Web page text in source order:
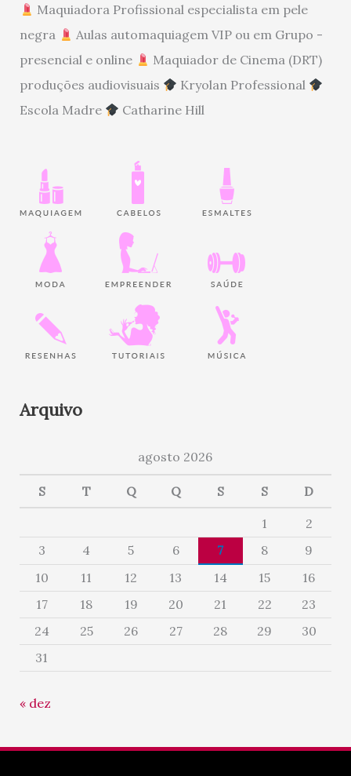
Maquiadora Profissional especialista em pele
negra
Aulas automaquiagem VIP ou em Grupo -
presencial e online
Maquiador de Cinema (DRT)
produções audiovisuais
Kryolan Professional
Escola Madre
Catharine Hill
Arquivo
agosto 2026
S T Q Q S S D
1
2
3
4 5 6 7 8
9
10
11 12 13 14 15
16
17
18 19 20 21 22
23
24
25 26 27 28 29
30
31
« dez